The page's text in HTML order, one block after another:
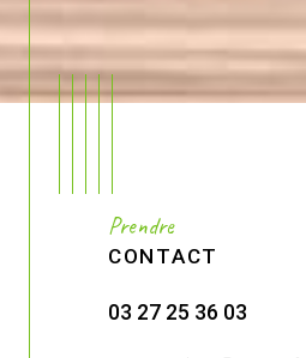
Prendre
CONTACT
03 27 25 36 03